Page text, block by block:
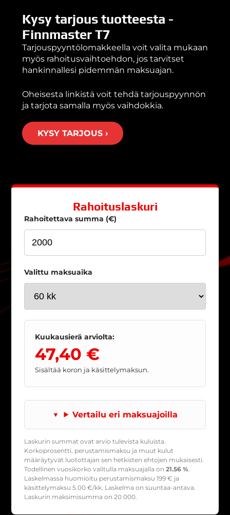
Kysy tarjous tuotteesta -
Finnmaster T7
Tarjouspyyntölomakkeella voit valita mukaan
myös rahoitusvaihtoehdon, jos tarvitset
hankinnallesi pidemmän maksuajan.
Oheisesta linkistä voit tehdä tarjouspyynnön
ja tarjota samalla myös vaihdokkia.
KYSY TARJOUS ›
Rahoituslaskuri
Rahoitettava summa (€)
Valittu maksuaika
Kuukausierä arviolta:
47,40 €
Sisältää koron ja käsittelymaksun.
Vertailu eri maksuajoilla
Laskurin summat ovat arvio tulevista kuluista.
Korkoprosentti, perustamismaksu ja muut kulut
määräytyvät luotottajan sen hetkisten ehtojen mukaisesti.
Todellinen vuosikorko valitulla maksuajalla on21.56 %.
Laskelmassa huomioitu perustamismaksu199 € ja
käsittelymaksu5.00 €/kk. Laskelma on suuntaa-antava.
Laskurin maksimisumma on 20 000.